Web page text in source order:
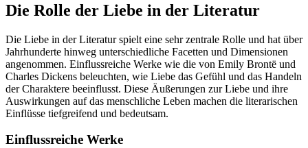
Die Rolle der Liebe in der Literatur
Die Liebe in der Literatur spielt eine sehr zentrale Rolle und hat über
Jahrhunderte hinweg unterschiedliche Facetten und Dimensionen
angenommen. Einflussreiche Werke wie die von Emily Brontë und
Charles Dickens beleuchten, wie Liebe das Gefühl und das Handeln
der Charaktere beeinflusst. Diese Äußerungen zur Liebe und ihre
Auswirkungen auf das menschliche Leben machen die literarischen
Einflüsse tiefgreifend und bedeutsam.
Einflussreiche Werke